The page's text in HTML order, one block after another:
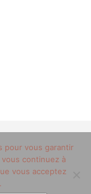
- blog lifestyle
Légales
pour vous garantir
continuez à
vous acceptez